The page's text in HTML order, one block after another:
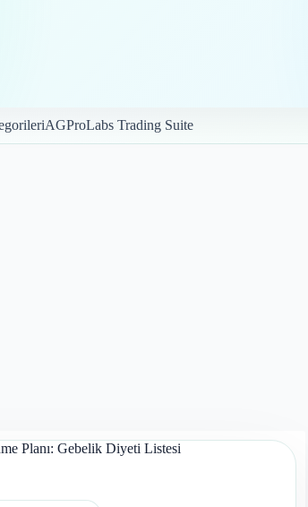
AGProLabs Trading Suite
Planı: Gebelik Diyeti Listesi